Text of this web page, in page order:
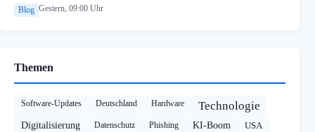
Blog Gestern, 09:00 Uhr
Themen
Software-Updates Deutschland Hardware Technologie
Digitalisierung Datenschutz Phishing KI-Boom USA